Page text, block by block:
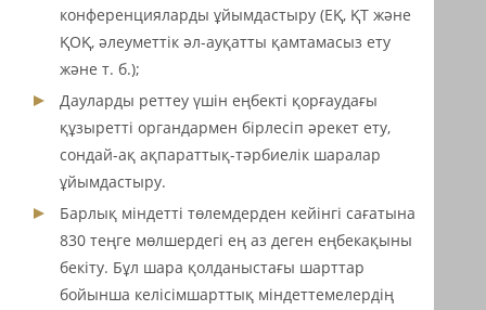
конференцияларды ұйымдастыру (ЕҚ, ҚТ және
ҚОҚ, әлеуметтік әл-ауқатты қамтамасыз ету
және т. б.);
Дауларды реттеу үшін еңбекті қорғаудағы
құзыретті органдармен бірлесіп әрекет ету,
сондай-ақ ақпараттық-тәрбиелік шаралар
ұйымдастыру.
Барлық міндетті төлемдерден кейінгі сағатына
830 теңге мөлшердегі ең аз деген еңбекақыны
бекіту. Бұл шара қолданыстағы шарттар
бойынша келісімшарттық міндеттемелердің